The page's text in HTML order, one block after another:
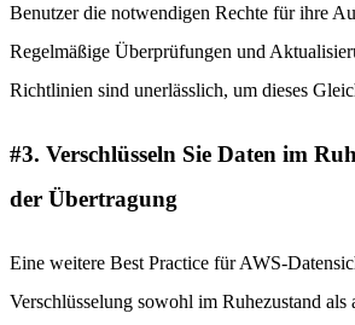
Benutzer die notwendigen Rechte für ihre
Regelmäßige Überprüfungen und
Richtlinien sind unerlässlich, um dieses
#3. Verschlüsseln Sie Daten im
der Übertragung
Eine weitere Best Practice für AWS-
Verschlüsselung sowohl im Ruhezustand als